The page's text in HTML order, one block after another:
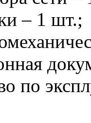
– 1 шт.;
по